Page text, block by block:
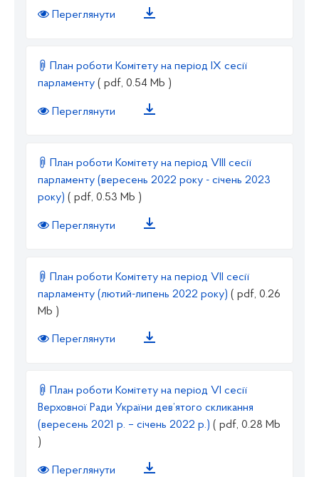
Переглянути
План роботи Комітету на період IХ сесії
парламенту ( pdf, 0.54 Mb )
Переглянути
План роботи Комітету на період VIII сесії
парламенту (вересень 2022 року - січень 2023
року) ( pdf, 0.53 Mb )
Переглянути
План роботи Комітету на період VII сесії
парламенту (лютий-липень 2022 року) ( pdf, 0.26
Mb )
Переглянути
План роботи Комітету на період VІ сесії
Верховної Ради України дев’ятого скликання
(вересень 2021 р. – січень 2022 р.) ( pdf, 0.28 Mb
)
Переглянути